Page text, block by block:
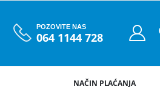
POZOVITE NAS
064 1144 728
NAČIN PLAĆANJA